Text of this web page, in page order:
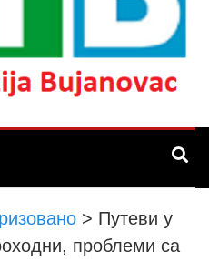
> Путеви у
проблеми са